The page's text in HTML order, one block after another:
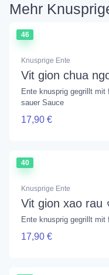
Mehr
46
Knusprige Ente
Vit gion chua
Ente knusprig gegrillt
sauer Sauce
17,90 €
40
Knusprige Ente
Vit gion xao rau
Ente knusprig gegrillt mit
17,90 €